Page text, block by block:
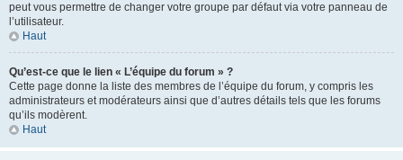
peut vous permettre de changer votre groupe par défaut via votre panneau de
l’utilisateur.
Haut
Qu’est-ce que le lien « L’équipe du forum » ?
Cette page donne la liste des membres de l’équipe du forum, y compris les
administrateurs et modérateurs ainsi que d’autres détails tels que les forums
qu’ils modèrent.
Haut